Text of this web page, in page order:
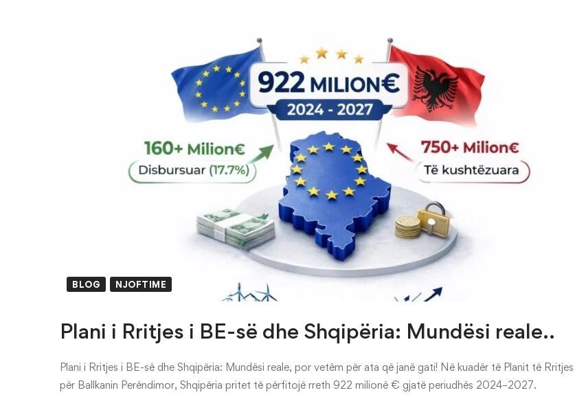
BLOG NJOFTIME
Plani i Rritjes i BE-së dhe Shqipëria: Mundësi reale..
Plani i Rritjes i BE-së dhe Shqipëria: Mundësi reale, por vetëm për ata që janë gati! Në kuadër të Planit të Rritjes
për Ballkanin Perëndimor, Shqipëria pritet të përfitojë rreth 922 milionë € gjatë periudhës 2024–2027.